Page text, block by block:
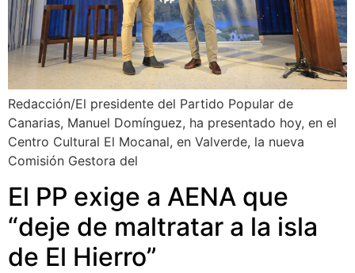
Redacción/El presidente del Partido Popular de
Canarias, Manuel Domínguez, ha presentado hoy, en el
Centro Cultural El Mocanal, en Valverde, la nueva
Comisión Gestora del
El PP exige a AENA que
“deje de maltratar a la isla
de El Hierro”